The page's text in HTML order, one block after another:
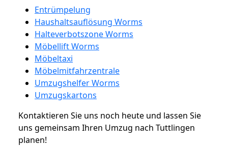
Entrümpelung
Haushaltsauflösung Worms
Halteverbotszone Worms
Möbellift Worms
Möbeltaxi
Möbelmitfahrzentrale
Umzugshelfer Worms
Umzugskartons
Kontaktieren Sie uns noch heute und lassen Sie
uns gemeinsam Ihren Umzug nach Tuttlingen
planen!